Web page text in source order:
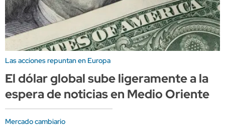
Las acciones repuntan en Europa
El dólar global sube ligeramente a la
espera de noticias en Medio Oriente
Mercado cambiario